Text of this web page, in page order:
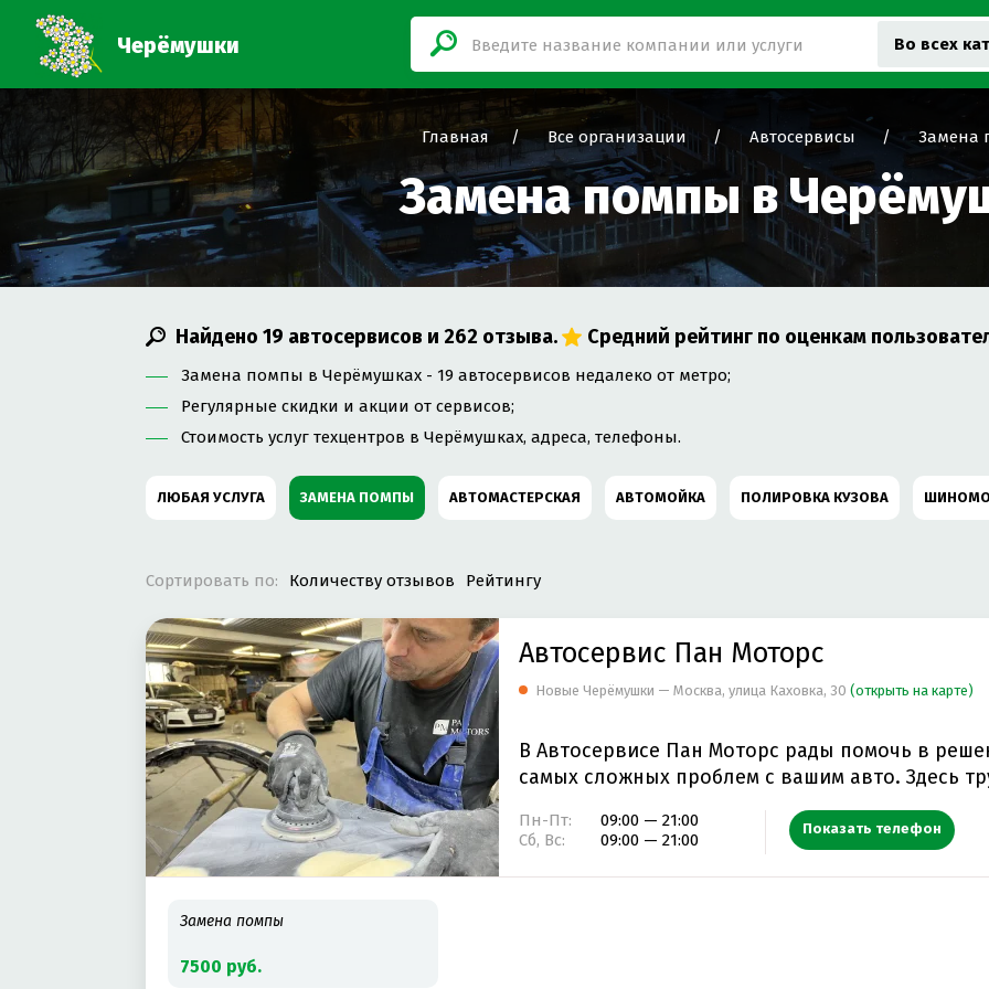
Черёмушки Во всех
Главная Все организации Автосервисы Замена
Замена помпы в
Найдено 19 автосервисов и 262 отзыва. Средний рейтинг по оценкам
Замена помпы в Черёмушках - 19 автосервисов недалеко от метро;
Регулярные скидки и акции от сервисов;
Стоимость услуг техцентров в Черёмушках, адреса, телефоны.
ЛЮБАЯ УСЛУГА ЗАМЕНА ПОМПЫ АВТОМАСТЕРСКАЯ АВТОМОЙКА ПОЛИРОВКА КУЗОВА
РЕМОНТ
КУЗОВНОЙ РЕМОНТ РЕМОНТ VOLKSWAGEN РЕМОНТ TOYOTA ЗАМЕНА ТОРМОЗНЫХ КОЛОДОК
РЕМОНТ ВЫХЛОПНЫХ СИСТЕМ ТЮНИНГ
РЕМОНТ БЕНЗИНОВЫХ ДВИГАТЕЛЕЙ РЕМОНТ MERCEDES-BENZ РЕМОНТ МКПП ЗАМЕНА ПЕРЕДНИХ
РЕМОНТ SKODA РЕМОНТ LEXUS РЕМОНТ СТАРТЕРА ЗАМЕНА СВЕЧЕЙ ЗАЖИГАНИЯ ЗАМЕНА МАСЛА В
РЕМОНТ ЭЛЕКТРОННЫХ СИСТЕМ УПРАВЛЕНИЯ АВТОМОБИЛЯ
Сортировать по: Количеству отзывов Рейтингу
Автосервис Пан Моторс
Новые Черёмушки — Москва, улица Каховка, 30 (открыть на карте)
В Автосервисе Пан Моторс рады помочь в
самых сложных проблем с вашим авто. Здесь
Пн-Пт:
09:00 — 21:00
Сб, Вс:
09:00 — 21:00 Показать телефон
Замена помпы
7500 руб.